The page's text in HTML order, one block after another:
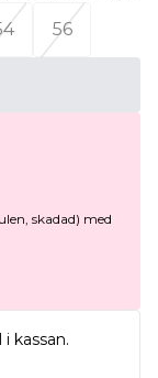
56
skadad) med
kassan.